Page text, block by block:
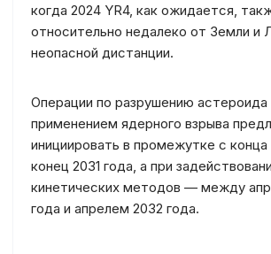
когда 2024 YR4, как ожидается,
относительно недалеко от Земли и
неопасной дистанции.
Операции по разрушению астероида
применением ядерного взрыва
инициировать в промежутке с конца
конец 2031 года, а при
кинетических методов — между
года и апрелем 2032 года.